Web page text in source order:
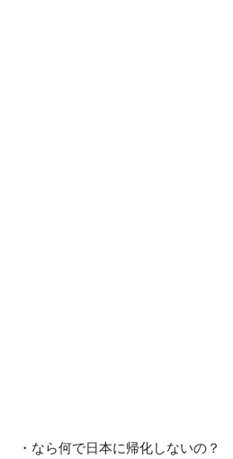
・なら何で日本に帰化しないの？